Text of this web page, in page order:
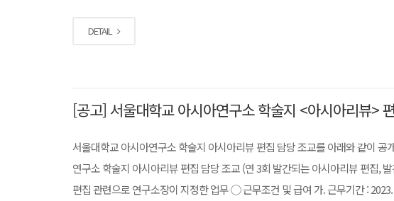
DETAIL
[공고] 서울대학교 아시아연구소 학술지 <아시아리뷰>
서울대학교 아시아연구소 학술지 아시아리뷰 편집 담당 조교를 아래와 같이
연구소 학술지 아시아리뷰 편집 담당 조교 (연 3회 발간되는 아시아리뷰 편집,
편집 관련으로 연구소장이 지정한 업무 ◯ 근무조건 및 급여 가. 근무기간 :